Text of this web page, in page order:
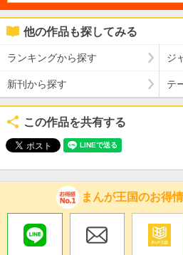
他の作品も探してみる
ランキングから探す ジ
新刊から探す テ
この作品を共有する
まんが王国のお得